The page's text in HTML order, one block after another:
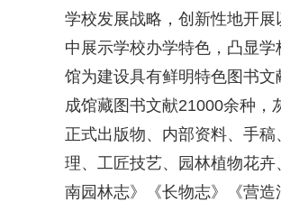
学校发展战略，创新性地开
中展示学校办学特色，凸显
馆为建设具有鲜明特色图书
成馆藏图书文献21000余种，
正式出版物、内部资料、手
理、工匠技艺、园林植物花
南园林志》《长物志》《营